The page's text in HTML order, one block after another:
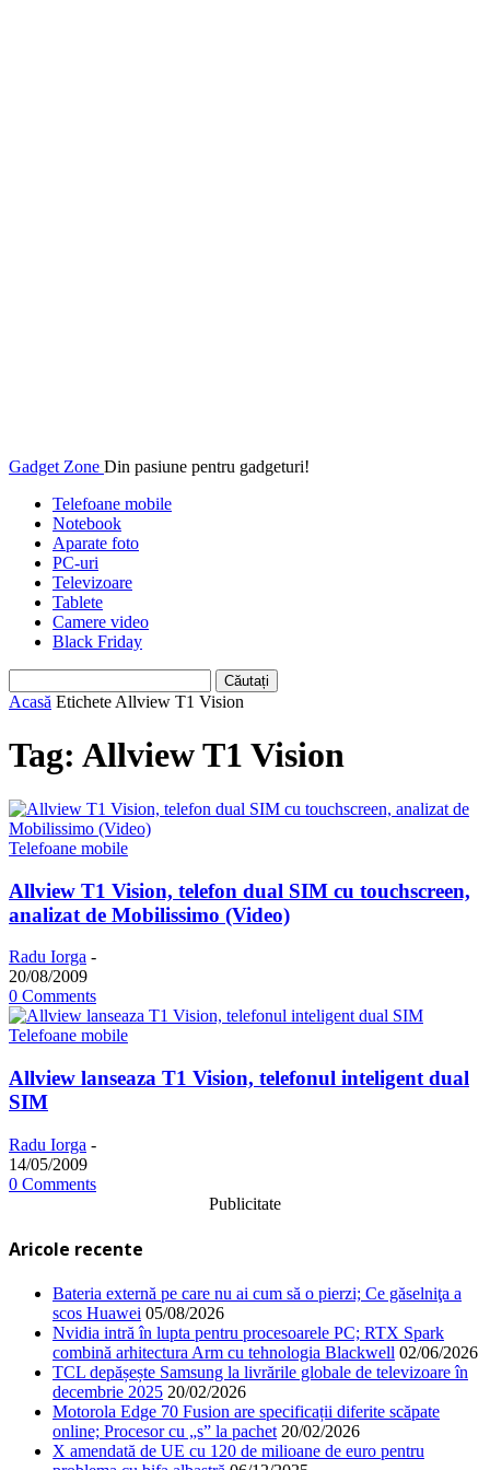
Gadget Zone Din pasiune pentru gadgeturi!
Telefoane mobile
Notebook
Aparate foto
PC-uri
Televizoare
Tablete
Camere video
Black Friday
Acasă Etichete Allview T1 Vision
Tag: Allview T1 Vision
Telefoane mobile
Allview T1 Vision, telefon dual SIM cu touchscreen,
analizat de Mobilissimo (Video)
Radu Iorga -
20/08/2009
0 Comments
Telefoane mobile
Allview lanseaza T1 Vision, telefonul inteligent dual
SIM
Radu Iorga -
14/05/2009
0 Comments
Publicitate
Aricole recente
Bateria externă pe care nu ai cum să o pierzi; Ce găselniţa a
scos Huawei 05/08/2026
Nvidia intră în lupta pentru procesoarele PC; RTX Spark
combină arhitectura Arm cu tehnologia Blackwell 02/06/2026
TCL depășește Samsung la livrările globale de televizoare în
decembrie 2025 20/02/2026
Motorola Edge 70 Fusion are specificații diferite scăpate
online; Procesor cu „s” la pachet 20/02/2026
X amendată de UE cu 120 de milioane de euro pentru